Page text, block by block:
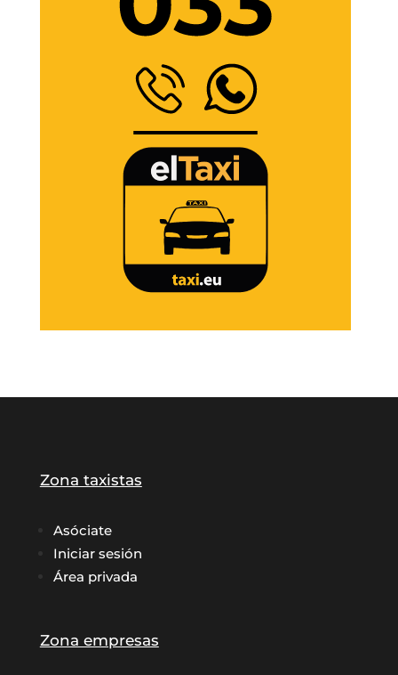
Zona taxistas
Asóciate
Iniciar sesión
Área privada
Zona empresas